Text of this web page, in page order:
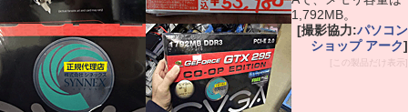
1,792MB。
[撮影協力:パソコン
ショップ アーク]
[この製品だけ表示]